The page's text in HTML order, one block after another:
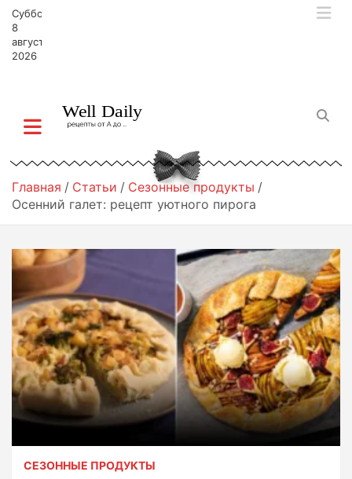
Суббота,
8
августа,
2026
Главная Статьи
Сезонные продукты
Осенний галет: рецепт уютного пирога
СЕЗОННЫЕ ПРОДУКТЫ